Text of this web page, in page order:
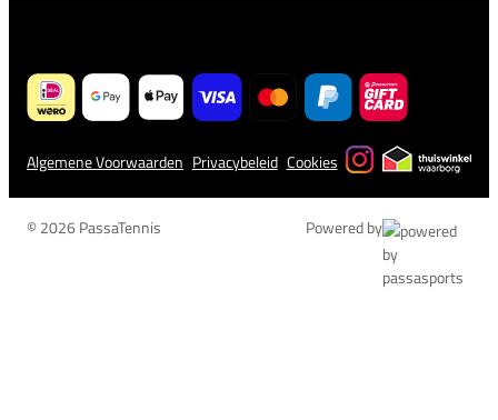
Algemene Voorwaarden Privacybeleid Cookies
© 2026 PassaTennis Powered by